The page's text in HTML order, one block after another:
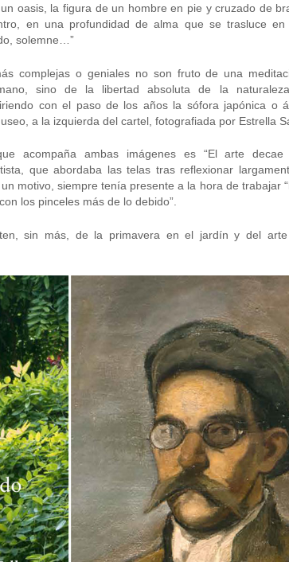
oasis, la figura de un hombre en pie y cruzado de
en una profundidad de alma que se trasluce
solemne…”
complejas o geniales no son fruto de una
sino de la libertad absoluta de la
con el paso de los años la sófora japónica o
a la izquierda del cartel, fotografiada por Estrella
acompaña ambas imágenes es “El arte decae
que abordaba las telas tras reflexionar
motivo, siempre tenía presente a la hora de trabajar
los pinceles más de lo debido”.
sin más, de la primavera en el jardín y del